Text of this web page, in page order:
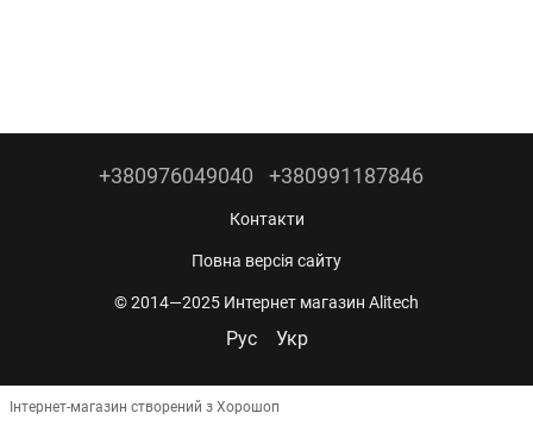
+380976049040 +380991187846
Контакти
Повна версія сайту
© 2014—2025 Интернет магазин Alitech
Рус Укр
Інтернет-магазин створений з Хорошоп